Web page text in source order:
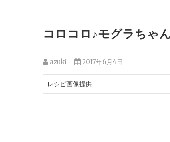
コロコロ♪モグラちゃ
azuki 2017年6月4日
レシピ画像提供